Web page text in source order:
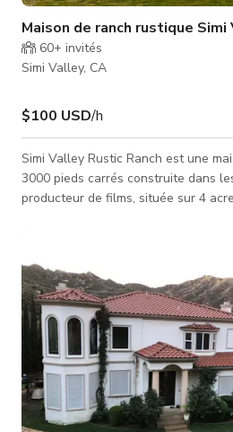
Maison de ranch rustique
60+ invités
Simi Valley, CA
$100 USD/h
Simi Valley Rustic Ranch est une
3000 pieds carrés construite dans
producteur de films, située sur 4
photographie fixe... Beaucoup